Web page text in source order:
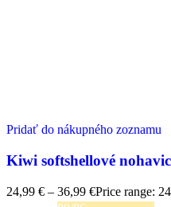
Pridať do nákupného zoznamu
Kiwi softshellové
24,99 € – 36,99 €Price range: